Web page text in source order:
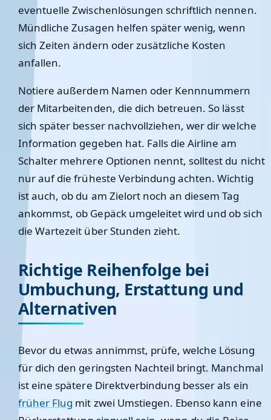
eventuelle Zwischenlösungen schriftlich nennen.
Mündliche Zusagen helfen später wenig, wenn
sich Zeiten ändern oder zusätzliche Kosten
anfallen.
Notiere außerdem Namen oder Kennnummern
der Mitarbeitenden, die dich betreuen. So lässt
sich später besser nachvollziehen, wer dir welche
Information gegeben hat. Falls die Airline am
Schalter mehrere Optionen nennt, solltest du nicht
nur auf die früheste Verbindung achten. Wichtig
ist auch, ob du am Zielort noch an diesem Tag
ankommst, ob Gepäck umgeleitet wird und ob sich
die Wartezeit über Stunden zieht.
Richtige Reihenfolge bei
Umbuchung, Erstattung und
Alternativen
Bevor du etwas annimmst, prüfe, welche Lösung
für dich den geringsten Nachteil bringt. Manchmal
ist eine spätere Direktverbindung besser als ein
früher Flug mit zwei Umstiegen. Ebenso kann eine